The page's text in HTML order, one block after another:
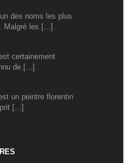
des noms les plus
Malgré les [...]
certainement
de [...]
un peintre florentin
[...]